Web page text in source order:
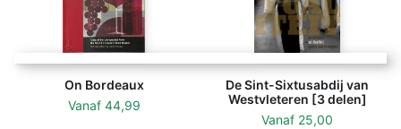
On Bordeaux
Vanaf 44,99
De Sint-Sixtusabdij van
Westvleteren [3 delen]
Vanaf 25,00